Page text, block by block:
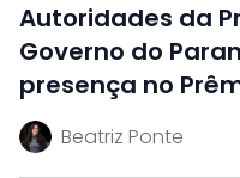
Autoridades da
Governo do
presença no
Beatriz Ponte